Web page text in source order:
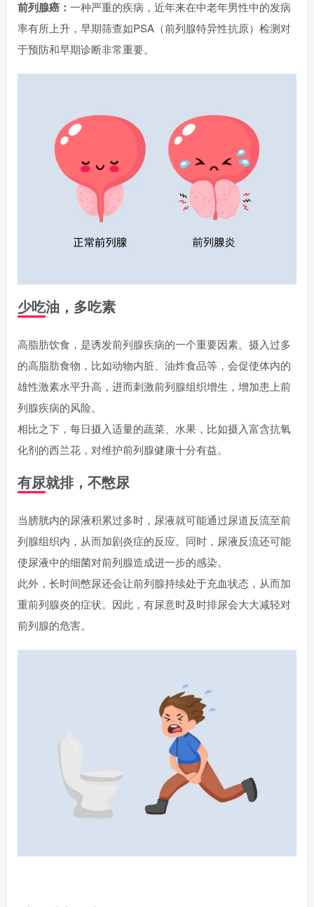
前列腺癌： 一种严重的疾病，近年来在中老年男性中的发病
率有所上升，早期筛查如PSA（前列腺特异性抗原）检测对
于预防和早期诊断非常重要。
少吃油，多吃素
高脂肪饮食，是诱发前列腺疾病的一个重要因素。摄入过多
的高脂肪食物，比如动物内脏、油炸食品等，会促使体内的
雄性激素水平升高，进而刺激前列腺组织增生，增加患上前
列腺疾病的风险。
相比之下，每日摄入适量的蔬菜、水果，比如摄入富含抗氧
化剂的西兰花，对维护前列腺健康十分有益。
有尿就排，不憋尿
当膀胱内的尿液积累过多时，尿液就可能通过尿道反流至前
列腺组织内，从而加剧炎症的反应。同时，尿液反流还可能
使尿液中的细菌对前列腺造成进一步的感染。
此外，长时间憋尿还会让前列腺持续处于充血状态，从而加
重前列腺炎的症状。因此，有尿意时及时排尿会大大减轻对
前列腺的危害。